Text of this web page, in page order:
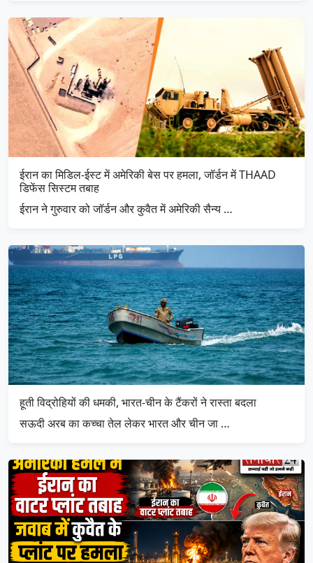
ईरान का मिडिल-ईस्ट में अमेरिकी बेस पर हमला, जॉर्डन में THAAD
डिफेंस सिस्टम तबाह
ईरान ने गुरुवार को जॉर्डन और कुवैत में अमेरिकी सैन्य …
हूती विद्रोहियों की धमकी, भारत-चीन के टैंकरों ने रास्ता बदला
सऊदी अरब का कच्चा तेल लेकर भारत और चीन जा …